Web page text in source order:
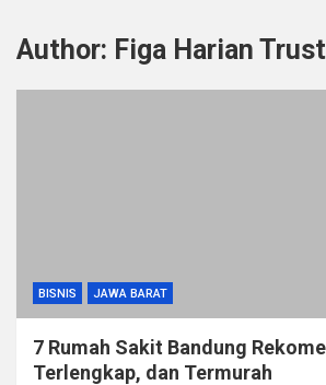
Author: Figa Harian Trust
BISNIS JAWA BARAT
7 Rumah Sakit Bandung
Terlengkap, dan Termurah